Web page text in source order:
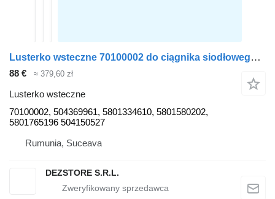
Lusterko wsteczne 70100002 do ciągnika siodłowego IVECO STRALIS
88 € ≈ 379,60 zł
Lusterko wsteczne
70100002, 504369961, 5801334610, 5801580202,
5801765196 504150527
Rumunia, Suceava
DEZSTORE S.R.L.